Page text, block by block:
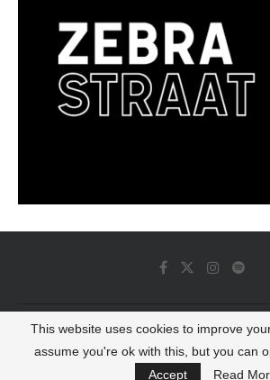
© 2022 - Luminous Dash All Rights
BACK TO TOP
This website uses cookies to improve
assume you're ok with this, but you can
Accept
Read